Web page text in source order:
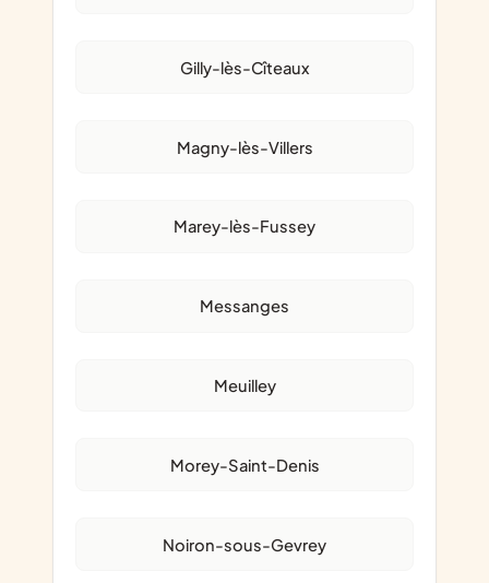
Gilly-lès-Cîteaux
Magny-lès-Villers
Marey-lès-Fussey
Messanges
Meuilley
Morey-Saint-Denis
Noiron-sous-Gevrey